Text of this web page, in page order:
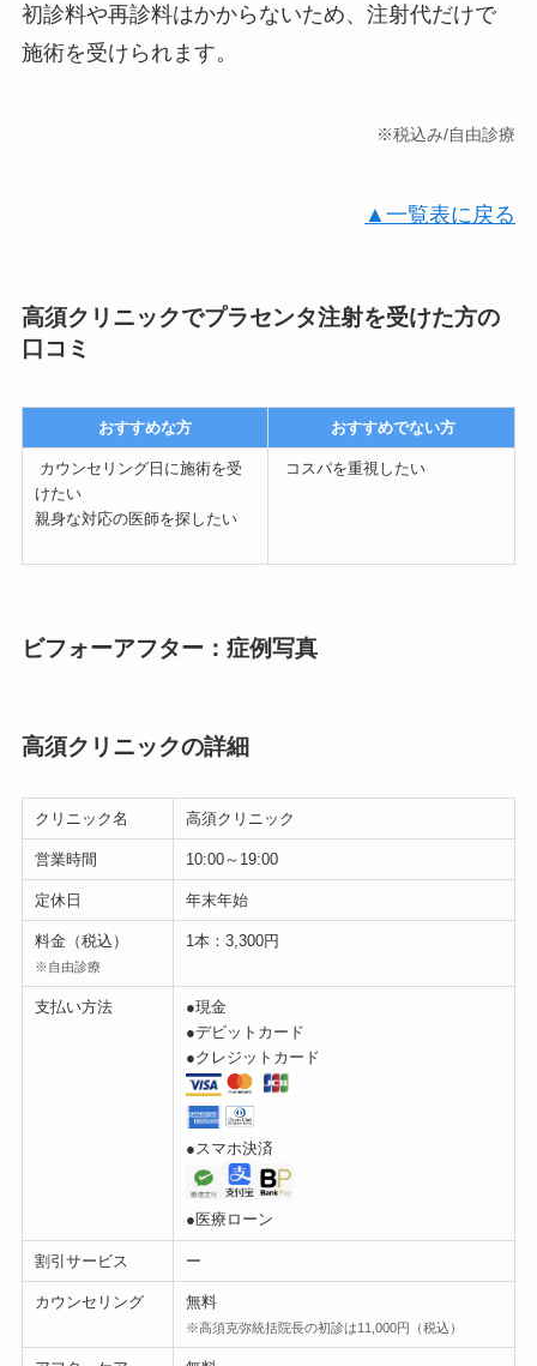
初診料や再診料はかからないため、注射代だけで
施術を受けられます。
※税込み/自由診療
▲一覧表に戻る
高須クリニックでプラセンタ注射を受けた方の
口コミ
おすすめな方 おすすめでない方
カウンセリング日に施術を受
けたい
親身な対応の医師を探したい
コスパを重視したい
ビフォーアフター：症例写真
高須クリニックの詳細
クリニック名 高須クリニック
営業時間 10:00～19:00
定休日 年末年始
料金（税込）
※自由診療
1本：3,300円
支払い方法
●現金
●デビットカード
●クレジットカード
●スマホ決済
●医療ローン
割引サービス ー
カウンセリング 無料
※高須克弥統括院長の初診は11,000円（税込）